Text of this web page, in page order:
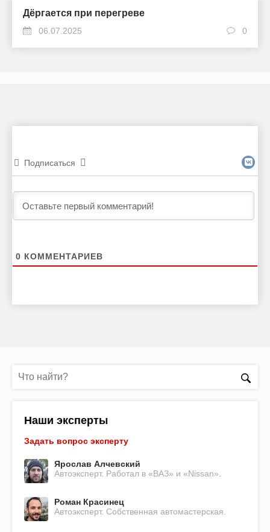
Дёргается при перегреве
06.07.2025 0
Подписаться
0 КОММЕНТАРИЕВ
Наши эксперты
Задать вопрос эксперту
Ярослав Алчевский
Автоэксперт. Работал в «ВАЗ» и «Nissan».
Роман Красинец
Автоэксперт. Собственная автомастерская.